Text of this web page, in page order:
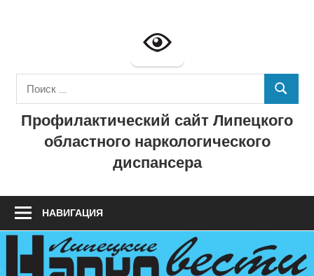
сайт
ГУЗ
"Липецкий
областной
ПОИСК
Профилактический сайт Липецкого
областного наркологического
диспансера
НАВИГАЦИЯ